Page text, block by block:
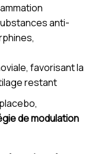
anti-
favorisant la
restant
de modulation